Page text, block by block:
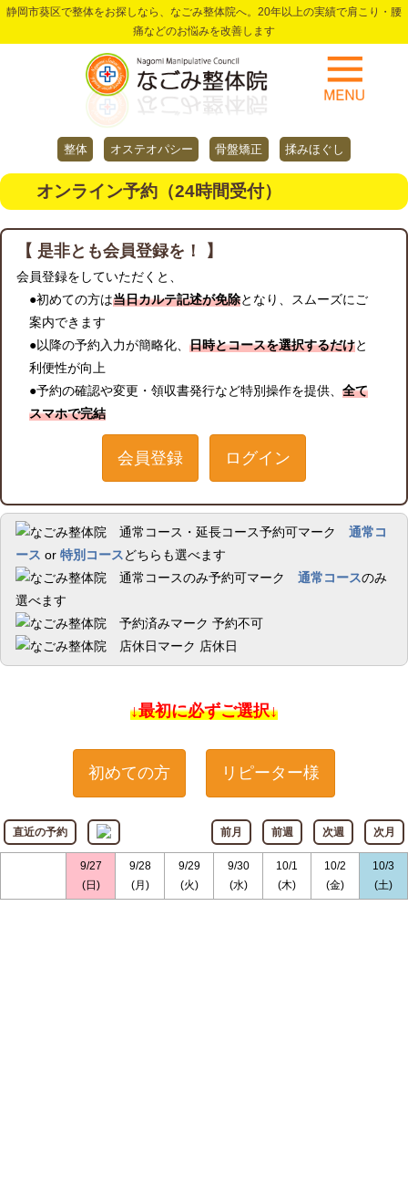
静岡市葵区で整体をお探しなら、なごみ整体院へ。20年以上の実績で肩こり・腰
痛などのお悩みを改善します
整体 オステオパシー 骨盤矯正 揉みほぐし
オンライン予約（24時間受付）
【 是非とも会員登録を！ 】
会員登録をしていただくと、
●初めての方は当日カルテ記述が免除となり、スムーズにご
案内できます
●以降の予約入力が簡略化、 日時とコースを選択するだけと
利便性が向上
●予約の確認や変更・領収書発行など特別操作を提供、 全て
スマホで完結
会員登録 ログイン
通常コ
ース or 特別コースどちらも選べます
通常コースのみ
選べます
予約不可
店休日
↓最初に必ずご選択↓
初めての方 リピーター様
直近の予約 前月 前週 次週 次月
9/27
(日)
9/28
(月)
9/29
(火)
9/30
(水)
10/1
(木)
10/2
(金)
10/3
(土)